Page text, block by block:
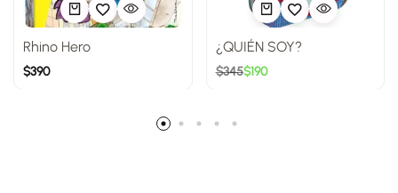
Rhino Hero
$390
¿QUIÉN SOY?
$345$190